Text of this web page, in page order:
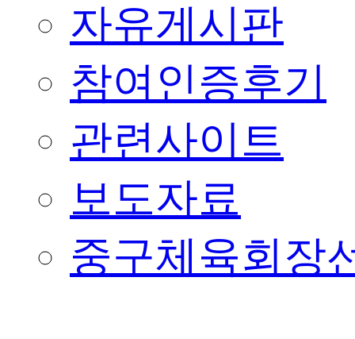
자유게시판
참여인증후기
관련사이트
보도자료
중구체육회장